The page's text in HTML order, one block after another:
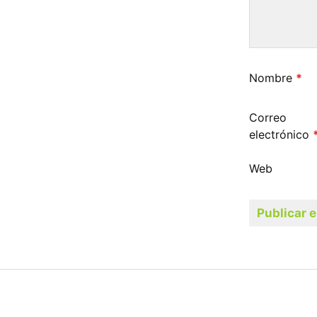
Nombre *
Correo
electrónico
Web